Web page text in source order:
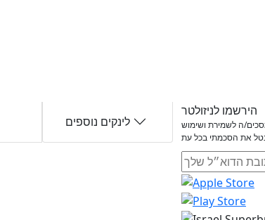
לינקים נוספים
הירשמו לניזולטר
ה לשמירת ושימוש